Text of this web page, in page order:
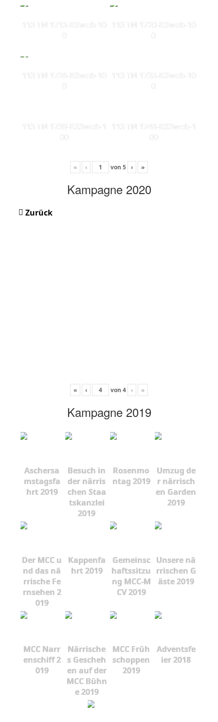
113 TN 1715-KSweb-10
0
113 TN 1720-KSweb-10
0
113 TN 1726-KSweb-10
0
113 TN 1735-KSweb-10
0
113 TN 1739-KS3web-1
00
113 TN 1748-KS3web-1
00
« ‹ von 5 › »
Kampagne 2020
Zurück
« ‹ von 4 › »
Kampagne 2019
Aschersa
mstagsfa
hrt 2019
Besuch in
der närris
chen Staa
tskanzlei
2019
Rosenmo
ntag 2019
Umzug de
r närrisch
en Garden
2019
Der MCC u
nd das nä
rrische Fe
rnsehen 2
019
Kappenfa
hrt 2019
Gemeinsc
haftssitzu
ng MCC-M
CV 2019
Unsere nä
rrischen G
äste 2019
MCC Narr
enschiff 2
019
Närrische
s Gescheh
en auf der
MCC Bühn
e 2019
MCC Früh
schoppen
2019
Adventsfe
ier 2018